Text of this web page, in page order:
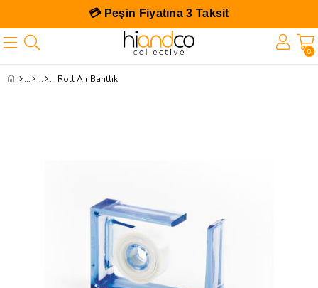
💳 Peşin Fiyatına 3 Taksit
0
Roll Air Bantlık